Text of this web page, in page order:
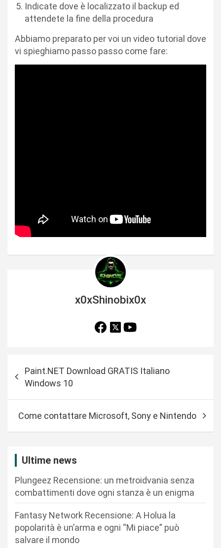
Indicate dove è localizzato il backup ed
attendete la fine della procedura
Abbiamo preparato per voi un video tutorial dove
vi spieghiamo passo passo come fare:
x0xShinobix0x
Paint.NET Download GRATIS Italiano
Windows 10
Come contattare Microsoft, Sony e Nintendo
Ultime news
Plungeez Recensione: un metroidvania senza
combattimenti dove ogni stanza è un enigma
Fantasy Network Recensione: A Holua la
popolarità è un’arma e ogni “Mi piace” può
salvare il mondo